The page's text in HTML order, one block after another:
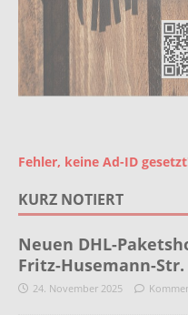
Fehler, keine Ad-ID
KURZ NOTIERT
Neuen DHL-
Fritz-Husemann-Str.
24. November 2025